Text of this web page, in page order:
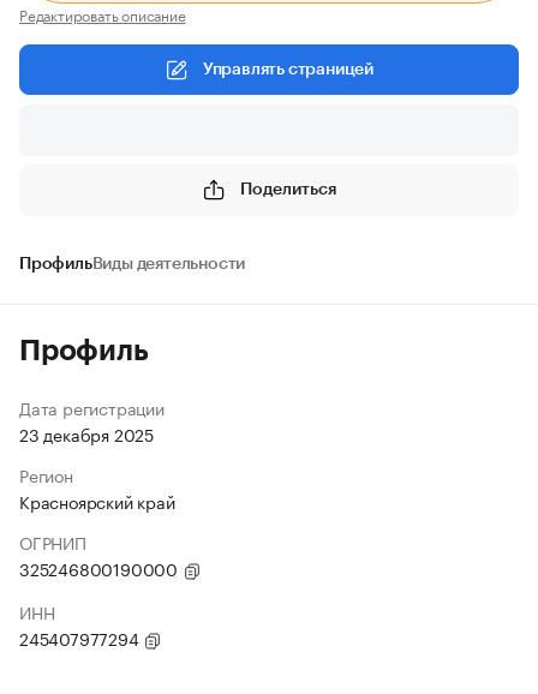
Редактировать описание
Управлять страницей
Поделиться
ПрофильВиды деятельности
Профиль
Дата регистрации
23 декабря 2025
Регион
Красноярский край
ОГРНИП
325246800190000
ИНН
245407977294